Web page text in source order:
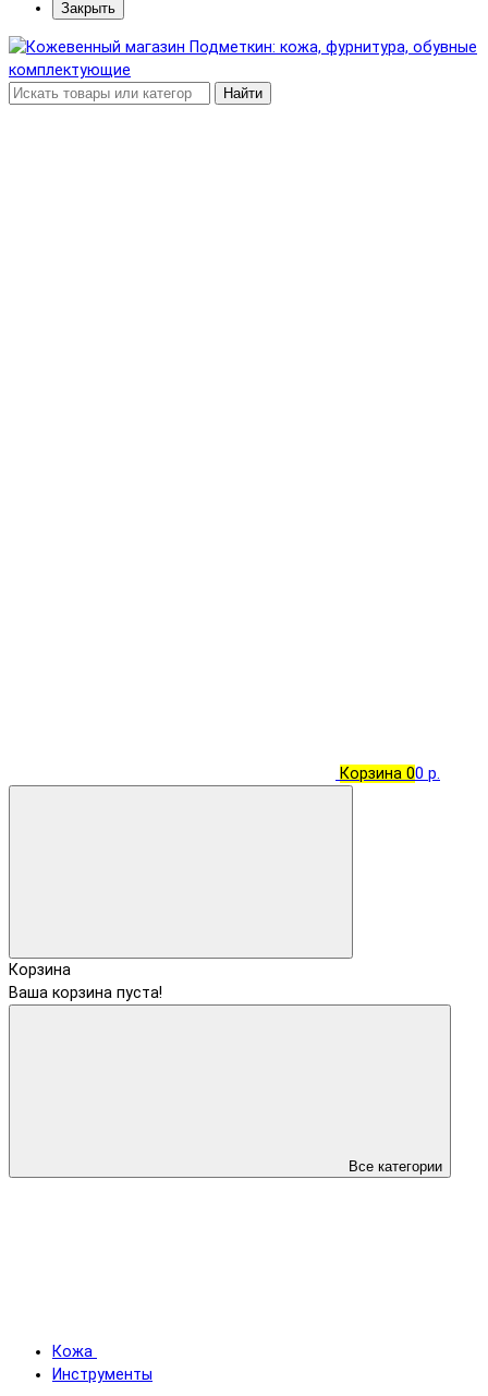
Закрыть
Найти
Корзина 00 р.
Корзина
Ваша корзина пуста!
Все категории
Кожа
Инструменты